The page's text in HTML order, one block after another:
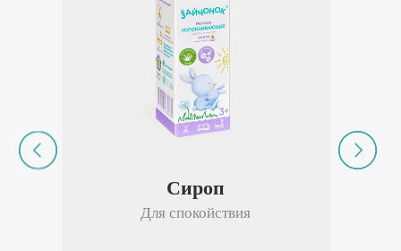
Сироп
Для спокойствия